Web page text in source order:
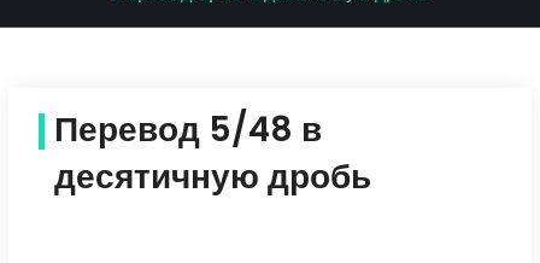
Перевод 5/48 в
десятичную дробь